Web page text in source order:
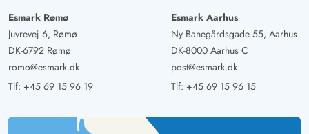
Esmark Rømø
Juvrevej 6, Rømø
DK-6792 Rømø
romo@esmark.dk
Tlf: +45 69 15 96 19
Esmark Aarhus
Ny Banegårdsgade 55, Aarhus
DK-8000 Aarhus C
post@esmark.dk
Tlf: +45 69 15 96 15